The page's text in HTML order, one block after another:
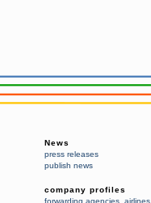
News
press releases
publish news
company profiles
forwarding agencies airlines